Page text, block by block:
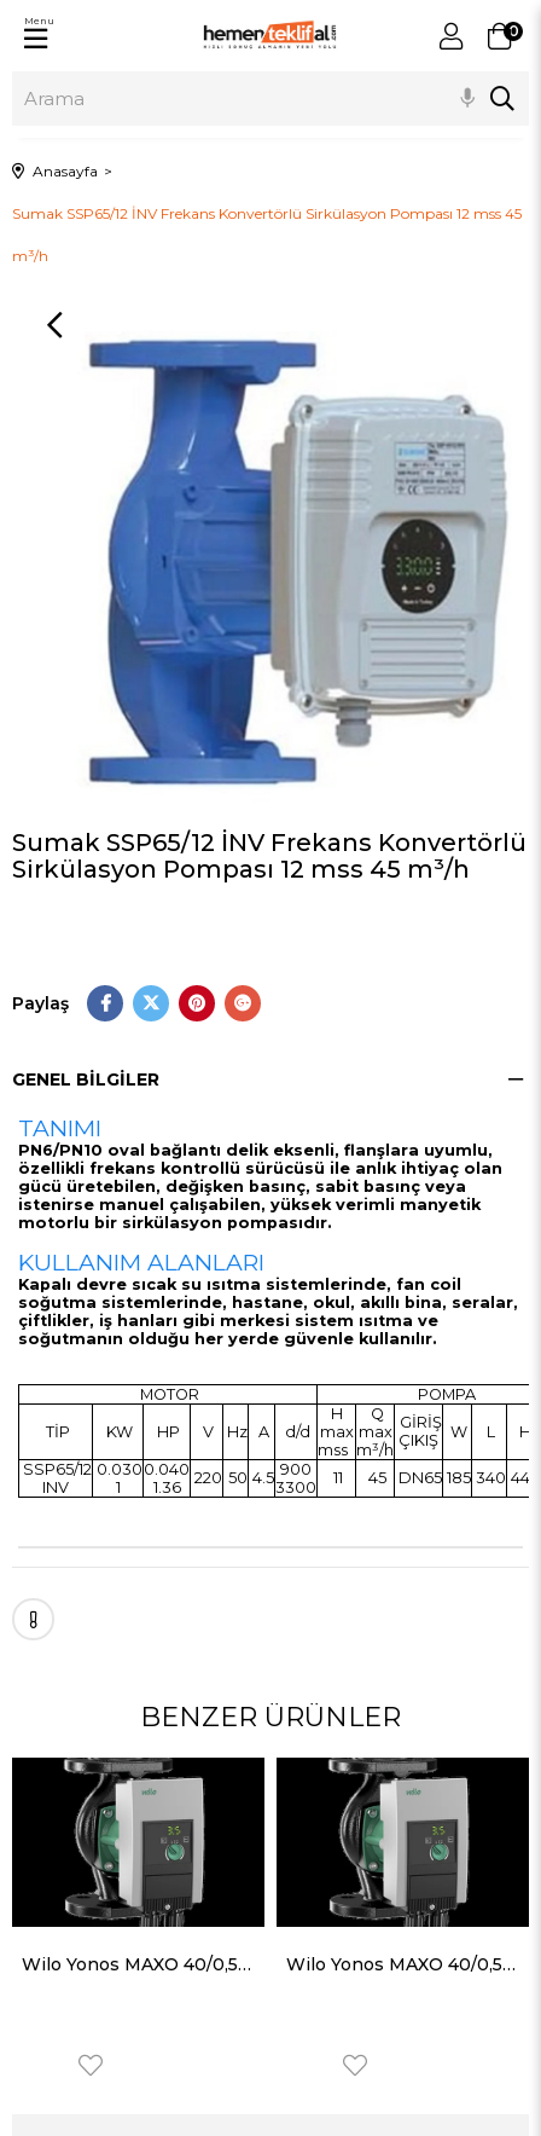
0
Menu
Anasayfa
Sumak SSP65/12 İNV Frekans Konvertörlü Sirkülasyon Pompası 12 mss 45
m³/h
Sumak SSP65/12 İNV Frekans Konvertörlü
Sirkülasyon Pompası 12 mss 45 m³/h
Paylaş
GENEL BILGILER
TANIMI
PN6/PN10 oval bağlantı delik eksenli, flanşlara uyumlu,
özellikli frekans kontrollü sürücüsü ile anlık ihtiyaç olan
gücü üretebilen, değişken basınç, sabit basınç veya
istenirse manuel çalışabilen, yüksek verimli manyetik
motorlu bir sirkülasyon pompasıdır.
KULLANIM ALANLARI
Kapalı devre sıcak su ısıtma sistemlerinde, fan coil
soğutma sistemlerinde, hastane, okul, akıllı bina, seralar,
çiftlikler, iş hanları gibi merkesi sistem ısıtma ve
soğutmanın olduğu her yerde güvenle kullanılır.
MOTOR POMPA
TİP KW HP V Hz A d/d
H
max
mss
Q
max
m³/h
GİRİŞ
ÇIKIŞ
W L H
SSP65/12
INV
0.030
1
0.040
1.36
220 50 4.5 900
3300
11 45 DN65 185 340 445
BENZER ÜRÜNLER
Wilo Yonos MAXO 40/0,5-4 Frekans Konvertörlü Sirkülasyon Pompası 5.4 mss 12.7 m³/h Wilo Yonos MAXO 40/0,5-8 Frekans Konvertörlü Sirkülasyon Pompası 8.5 mss 18.2 m³/h